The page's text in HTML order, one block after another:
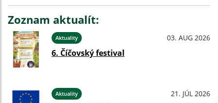
Zoznam aktualít:
Aktuality 03. AUG 2026
6. Číčovský festival
Aktuality 21. JÚL 2026